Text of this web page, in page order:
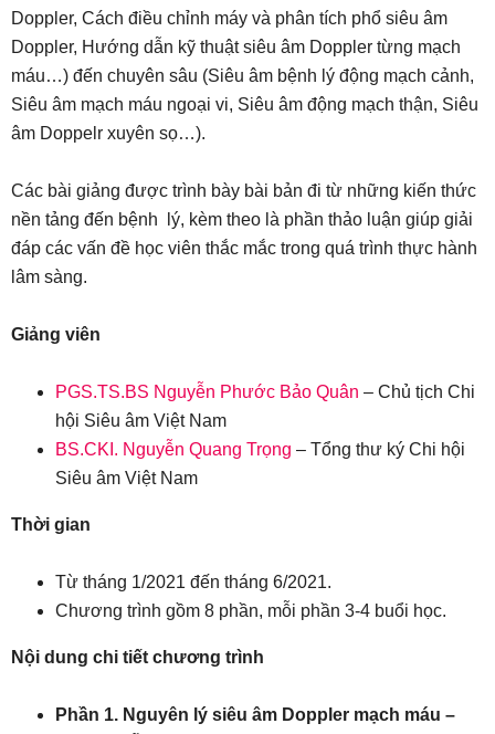
Doppler, Cách điều chỉnh máy và phân tích phổ siêu âm
Doppler, Hướng dẫn kỹ thuật siêu âm Doppler từng mạch
máu…) đến chuyên sâu (Siêu âm bệnh lý động mạch cảnh,
Siêu âm mạch máu ngoại vi, Siêu âm động mạch thận, Siêu
âm Doppelr xuyên sọ…).
Các bài giảng được trình bày bài bản đi từ những kiến thức
nền tảng đến bệnh lý, kèm theo là phần thảo luận giúp giải
đáp các vấn đề học viên thắc mắc trong quá trình thực hành
lâm sàng.
Giảng viên
PGS.TS.BS Nguyễn Phước Bảo Quân – Chủ tịch Chi
hội Siêu âm Việt Nam
BS.CKI. Nguyễn Quang Trọng – Tổng thư ký Chi hội
Siêu âm Việt Nam
Thời gian
Từ tháng 1/2021 đến tháng 6/2021.
Chương trình gồm 8 phần, mỗi phần 3-4 buổi học.
Nội dung chi tiết chương trình
Phần 1. Nguyên lý siêu âm Doppler mạch máu –